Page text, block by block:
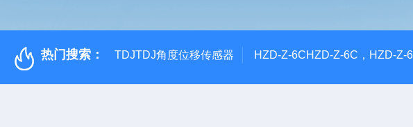
热门搜索： TDJTDJ角度位移传感器 HZD-Z-6CHZD-Z-6C，HZD-Z-